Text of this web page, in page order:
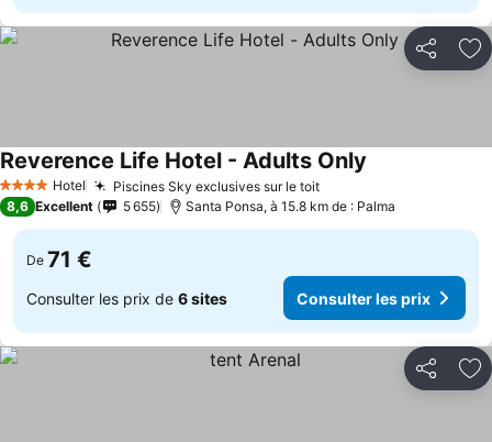
Partager
4 Étoiles Hotel Piscines Sky exclusives sur le toit
Reverence Life Hotel - Adults Only
8,6 Excellent 5 655 Santa Ponsa, à 15.8 km de : Palma
De 71 €
Consulter les prix de 6 sites Consulter les prix
Partager